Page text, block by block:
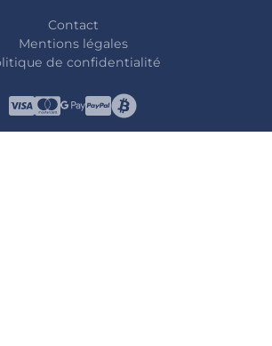
Contact
Mentions légales
de confidentialité